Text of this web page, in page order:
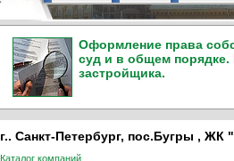
Оформление права
суд и в общем порядке.
застройщика.
г.. Санкт-Петербург, пос.Бугры ,
Каталог компаний